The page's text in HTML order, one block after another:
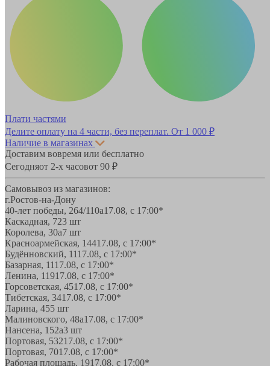
Плати частями
Делите оплату на 4 части, без переплат. От 1 000 ₽
Наличие в магазинах
Доставим вовремя или бесплатно
Сегодняот 2-х часовот 90 ₽
Самовывоз из магазинов:
г.Ростов-на-Дону
40-лет победы, 264/110а17.08, с 17:00*
Каскадная, 723 шт
Королева, 30а7 шт
Красноармейская, 14417.08, с 17:00*
Будённовский, 1117.08, с 17:00*
Базарная, 1117.08, с 17:00*
Ленина, 11917.08, с 17:00*
Горсоветская, 4517.08, с 17:00*
Тибетская, 3417.08, с 17:00*
Ларина, 455 шт
Малиновского, 48а17.08, с 17:00*
Нансена, 152а3 шт
Портовая, 53217.08, с 17:00*
Портовая, 7017.08, с 17:00*
Рабочая площадь, 1917.08, с 17:00*